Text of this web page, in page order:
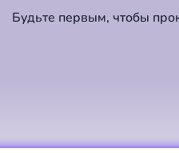
Будьте первым, чтобы